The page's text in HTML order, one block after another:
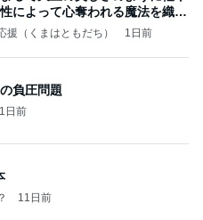
によって心奪われる魔法を織り
援（くまはともだち） 1日前
負圧問題
1日前
11日前